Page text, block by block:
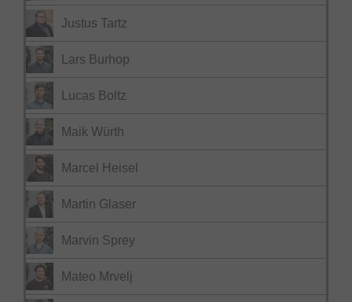
Justus Tartz
Lars Burhop
Lucas Boltz
Maik Würth
Marcel Heisel
Martin Glaser
Marvin Sprey
Mateo Mrvelj